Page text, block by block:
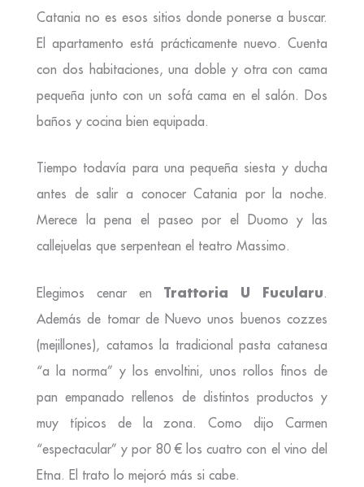
Catania no es esos sitios donde ponerse a buscar.
El apartamento está prácticamente nuevo. Cuenta
con dos habitaciones, una doble y otra con cama
pequeña junto con un sofá cama en el salón. Dos
baños y cocina bien equipada.
Tiempo todavía para una pequeña siesta y ducha
antes de salir a conocer Catania por la noche.
Merece la pena el paseo por el Duomo y las
callejuelas que serpentean el teatro Massimo.
Elegimos cenar en Trattoria U Fucularu.
Además de tomar de Nuevo unos buenos cozzes
(mejillones), catamos la tradicional pasta catanesa
“a la norma” y los envoltini, unos rollos finos de
pan empanado rellenos de distintos productos y
muy típicos de la zona. Como dijo Carmen
“espectacular” y por 80 € los cuatro con el vino del
Etna. El trato lo mejoró más si cabe.